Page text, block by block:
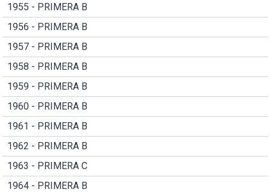
1955 - PRIMERA B
1956 - PRIMERA B
1957 - PRIMERA B
1958 - PRIMERA B
1959 - PRIMERA B
1960 - PRIMERA B
1961 - PRIMERA B
1962 - PRIMERA B
1963 - PRIMERA C
1964 - PRIMERA B